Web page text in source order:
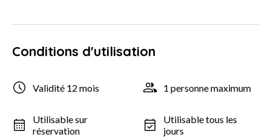
Conditions d'utilisation
Validité 12 mois 1 personne maximum
Utilisable sur
réservation
Utilisable tous les
jours